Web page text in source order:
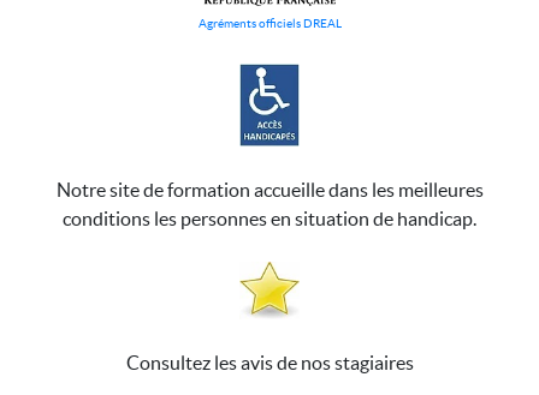
Agréments officiels DREAL
Notre site de formation accueille dans les meilleures
conditions les personnes en situation de handicap.
Consultez les avis de nos stagiaires